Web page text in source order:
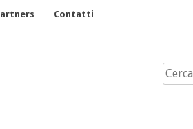
Contatti
Ricerca
per: